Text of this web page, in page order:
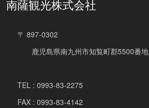
南薩観光株式会社
〒 897-0302
鹿児島県南九州市知覧町郡5500番地
TEL : 0993-83-2275
FAX : 0993-83-4142